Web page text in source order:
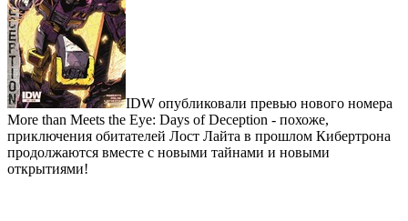
IDW опубликовали превью нового номера
More than Meets the Eye: Days of Deception - похоже,
приключения обитателей Лост Лайта в прошлом Кибертрона
продолжаются вместе с новыми тайнами и новыми
открытиями!